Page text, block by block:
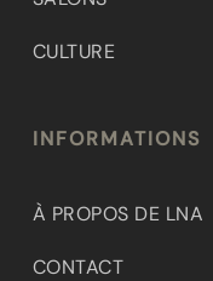
CULTURE
INFORMATIONS
À PROPOS DE LNA
CONTACT